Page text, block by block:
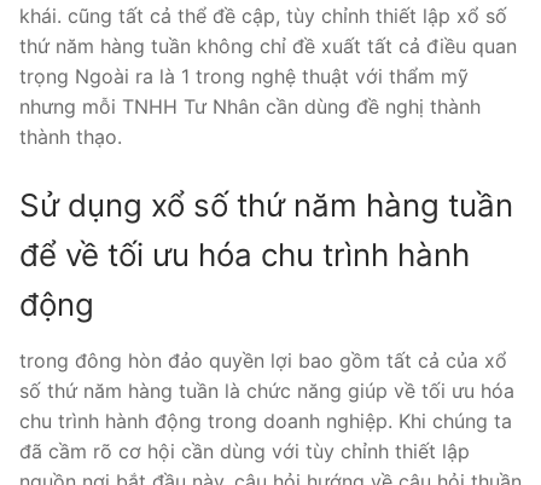
khái. cũng tất cả thể đề cập, tùy chỉnh thiết lập xổ số
thứ năm hàng tuần không chỉ đề xuất tất cả điều quan
trọng Ngoài ra là 1 trong nghệ thuật với thẩm mỹ
nhưng mỗi TNHH Tư Nhân cần dùng đề nghị thành
thành thạo.
Sử dụng xổ số thứ năm hàng tuần
để về tối ưu hóa chu trình hành
động
trong đông hòn đảo quyền lợi bao gồm tất cả của xổ
số thứ năm hàng tuần là chức năng giúp về tối ưu hóa
chu trình hành động trong doanh nghiệp. Khi chúng ta
đã cầm rõ cơ hội cần dùng với tùy chỉnh thiết lập